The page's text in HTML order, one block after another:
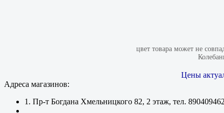
цвет товара может не
Цены
Адреса магазинов:
1. Пр-т Богдана Хмельницкого 82, 2 этаж, тел.